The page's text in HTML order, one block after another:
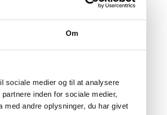
Om
sociale medier og til at analysere
inden for sociale medier,
med andre oplysninger, du har givet